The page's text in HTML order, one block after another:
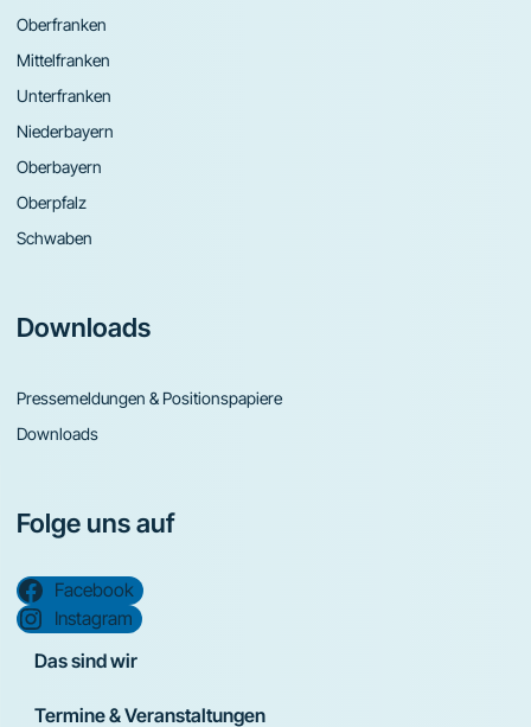
Oberfranken
Mittelfranken
Unterfranken
Niederbayern
Oberbayern
Oberpfalz
Schwaben
Downloads
Pressemeldungen & Positionspapiere
Downloads
Folge uns auf
Facebook
Instagram
Das sind wir
Termine & Veranstaltungen